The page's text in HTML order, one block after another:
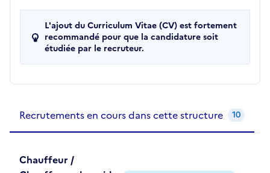
L'ajout du Curriculum Vitae (CV) est fortement
recommandé pour que la candidature soit
étudiée par le recruteur.
Recrutements en cours dans cette structure 10
Chauffeur /